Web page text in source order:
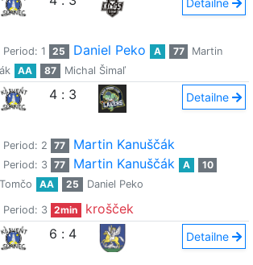
Detailne
Period: 1 25 Daniel Peko A 77
Martin
AA 87 Michal Šimaľ
4 : 3 Detailne
Period: 2 77 Martin Kanuščák
Period: 3 77 Martin Kanuščák A
10
AA 25 Daniel Peko
Period: 3 2min
krošček
6 : 4 Detailne